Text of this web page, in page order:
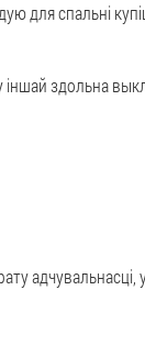
для спальні
здольна
адчувальнасці,